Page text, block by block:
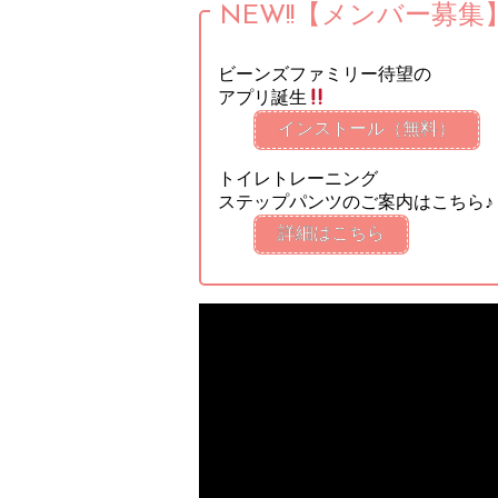
NEW!!【メンバー募集
ビーンズファミリー待望の
アプリ誕生
インストール（無料）
トイレトレーニング
ステップパンツのご案内はこちら♪
詳細はこちら